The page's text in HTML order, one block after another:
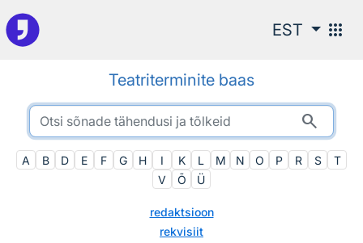
Otsingu juurde
EST apps
Teatriterminite baas
search
A B D E F G H I K L M N O P R S
T
V
Õ Ü
redaktsioon
rekvisiit